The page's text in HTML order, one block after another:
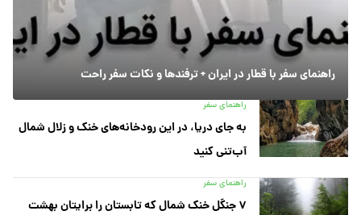
راهنمای سفر با قطار در ایران + ترفندها و نکات سفر راحت
راهنمای سفر
به جای دریا، در این رودخانه‌های خنک و زلال شمال
آب‌تنی کنید
راهنمای سفر
۷ جنگل خنک شمال که تابستان را برایتان بهشت